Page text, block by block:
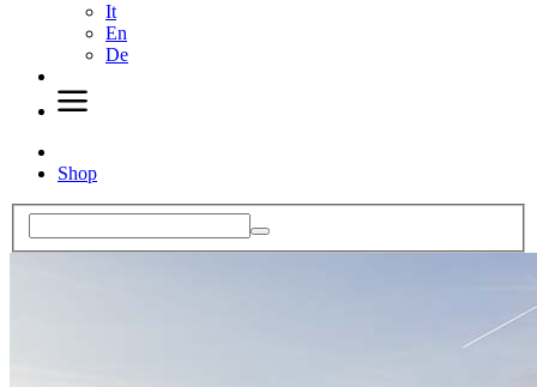
It
En
De
Shop